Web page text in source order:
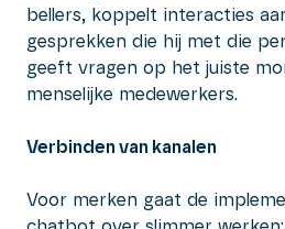
bellers, koppelt interacties
gesprekken die hij met die
geeft vragen op het juiste
menselijke medewerkers.
Verbinden van kanalen
Voor merken gaat de